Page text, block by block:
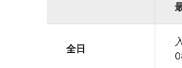
全日